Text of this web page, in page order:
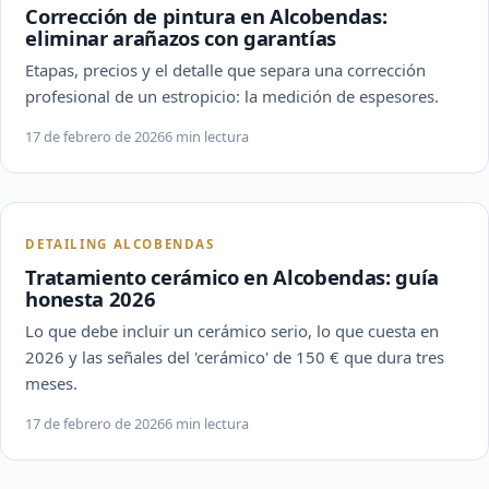
Corrección de pintura en Alcobendas:
eliminar arañazos con garantías
Etapas, precios y el detalle que separa una corrección
profesional de un estropicio: la medición de espesores.
17 de febrero de 20266 min lectura
DETAILING ALCOBENDAS
Tratamiento cerámico en Alcobendas: guía
honesta 2026
Lo que debe incluir un cerámico serio, lo que cuesta en
2026 y las señales del 'cerámico' de 150 € que dura tres
meses.
17 de febrero de 20266 min lectura